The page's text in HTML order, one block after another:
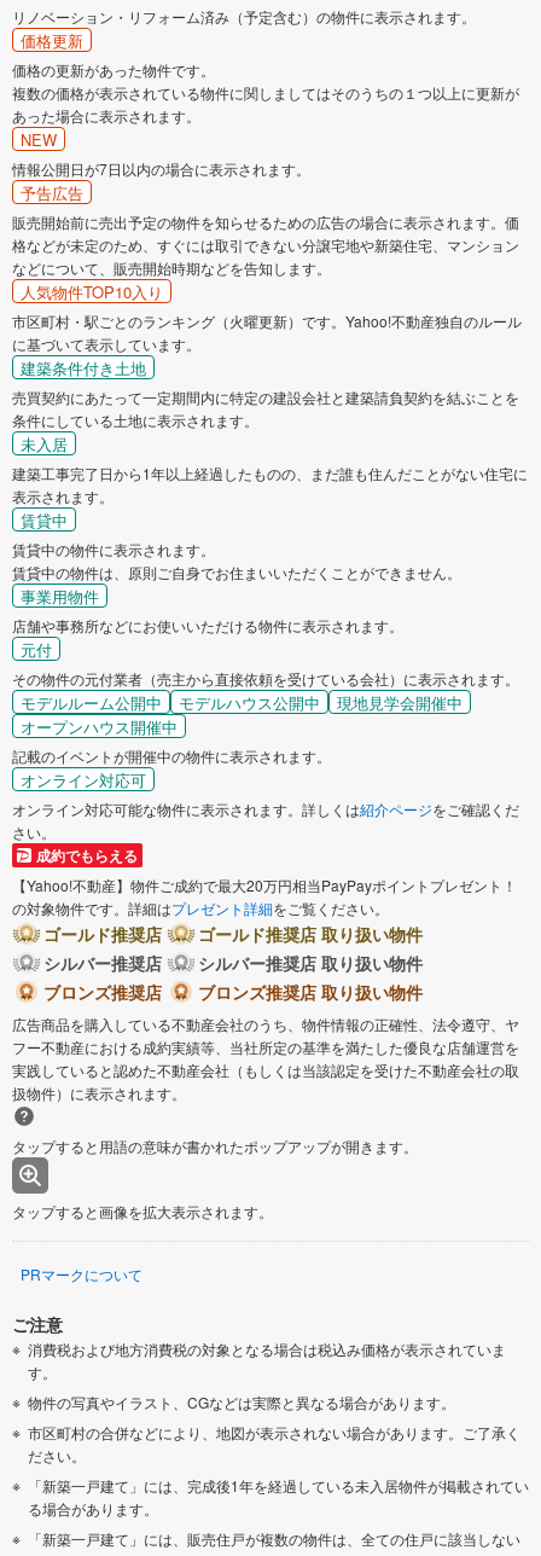
リノベーション・リフォーム済み（予定含む）の物件に表示されます。
価格更新
価格の更新があった物件です。
複数の価格が表示されている物件に関しましてはそのうちの１つ以上に更新が
あった場合に表示されます。
NEW
情報公開日が7日以内の場合に表示されます。
予告広告
販売開始前に売出予定の物件を知らせるための広告の場合に表示されます。価
格などが未定のため、すぐには取引できない分譲宅地や新築住宅、マンション
などについて、販売開始時期などを告知します。
人気物件TOP10入り
市区町村・駅ごとのランキング（火曜更新）です。Yahoo!不動産独自のルール
に基づいて表示しています。
建築条件付き土地
売買契約にあたって一定期間内に特定の建設会社と建築請負契約を結ぶことを
条件にしている土地に表示されます。
未入居
建築工事完了日から1年以上経過したものの、まだ誰も住んだことがない住宅に
表示されます。
賃貸中
賃貸中の物件に表示されます。
賃貸中の物件は、原則ご自身でお住まいいただくことができません。
事業用物件
店舗や事務所などにお使いいただける物件に表示されます。
元付
その物件の元付業者（売主から直接依頼を受けている会社）に表示されます。
モデルルーム公開中 モデルハウス公開中
現地見学会開催中
オープンハウス開催中
記載のイベントが開催中の物件に表示されます。
オンライン対応可
オンライン対応可能な物件に表示されます。詳しくは紹介ページをご確認くだ
さい。
成約でもらえる
【Yahoo!不動産】物件ご成約で最大20万円相当PayPayポイントプレゼント！
の対象物件です。詳細はプレゼント詳細をご覧ください。
ゴールド推奨店
ゴールド推奨店 取り扱い物件
シルバー推奨店
シルバー推奨店 取り扱い物件
ブロンズ推奨店
ブロンズ推奨店 取り扱い物件
広告商品を購入している不動産会社のうち、物件情報の正確性、法令遵守、ヤ
フー不動産における成約実績等、当社所定の基準を満たした優良な店舗運営を
実践していると認めた不動産会社（もしくは当該認定を受けた不動産会社の取
扱物件）に表示されます。
タップすると用語の意味が書かれたポップアップが開きます。
タップすると画像を拡大表示されます。
PRマークについて
ご注意
消費税および地方消費税の対象となる場合は税込み価格が表示されていま
す。
物件の写真やイラスト、CGなどは実際と異なる場合があります。
市区町村の合併などにより、地図が表示されない場合があります。ご了承く
ださい。
「新築一戸建て」には、完成後1年を経過している未入居物件が掲載されてい
る場合があります。
「新築一戸建て」には、販売住戸が複数の物件は、全ての住戸に該当しない